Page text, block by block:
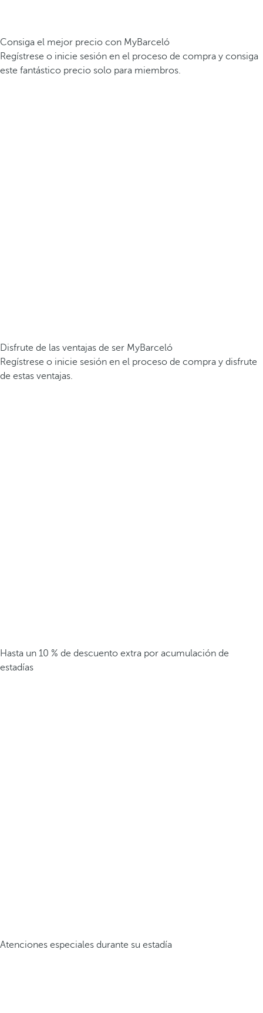
Consiga el mejor precio con MyBarceló
Regístrese o inicie sesión en el proceso de compra y consiga
este fantástico precio solo para miembros.
Disfrute de las ventajas de ser MyBarceló
Regístrese o inicie sesión en el proceso de compra y disfrute
de estas ventajas.
Hasta un 10 % de descuento extra por acumulación de
estadías
Atenciones especiales durante su estadía